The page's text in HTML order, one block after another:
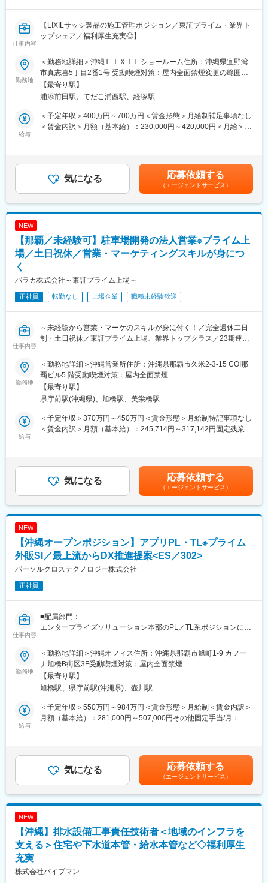
変更の範囲：会社の定める業務
スです。要求仕様の把握と整理、機構案やシステム構成案の比較
検討、基本構造・機構の選定などをおこないます。
も携わるポジションとして、技術力とマネジメント力を兼ね備え
たリーダーを目指せます。
《組立図の作成》
かを示した図面です。部品相互の位置関係、取り付け方法、向き
などを明確にすることが目的です。
組立図設計から構想設計への上流工程へのステップアップも可能
です。「全体を見渡せる設計者」へ成長できる環境があります。
‐サポート体制：先輩や上司には話しやすい環境であり、転職者か
‐メンバーの特長：仕事を実直にこなすメンバーも多いため、成長
も早く若くして独り立ちしているメンバーが多数在籍しておりま
仕事内容
【LIXILサッシ製品の施工管理ポジション／東証プライム・業界ト
ップシェア／福利厚生充実◎】
■概要：
当社は世界150カ国以上で製品を展開する住宅設備・建材メーカ
ーです。LIXILの製品は毎日10億人以上の人びとにご愛用いただい
ています。
今回のポジションでは当社のビル用サッシ、カーテンウォール、
玄関ドアやエントランスなどのビル用建材を、マンションやオフ
ィスビルに取り付ける際の『施工管理』を担当して頂きます
材手配をおこない、その後を施工管理が物件を担います。
担当する物件の規模により、工期は1週間程度で終わるメンテナン
◎施工を担当する業者さんや職人さんの手配
◎工場から届く資材の現場への搬入管理
■働き方：
LIXILでは、個々のライフスタイルやライフステージの状況に応じ
詳細を記載しておりますので、是非こちらもご覧ください。
■当社について：
LIXILは、「世界中の誰もが願う、豊かで快適な住まいの実現」に
向けて、トイレ、お風呂、キッチンなどの水まわり製品や、窓、
ドア、インテリア、エクステリアなど建材製品を開発、提供して
います。
INAX、GROHE、American Standard、TOSTEMをはじめとする
また、国内外に多くのグループ会社を有し、建材・設備機器の製
造や販売にとどまらず、施工、メンテナンス、住宅フランチャイ
ズの展開など住生活に関連する幅広い事業も行っています。
勤務地
＜勤務地詳細＞沖縄ＬＩＸＩＬショールーム住所：沖縄県宜野湾
市真志喜5丁目2番1号 受動喫煙対策：屋内全面禁煙変更の範囲：
会社の定める事業所（リモートワーク含む）
【最寄り駅】
浦添前田駅、てだこ浦西駅、経塚駅
給与
＜予定年収＞400万円～700万円＜賃金形態＞月給制補足事項なし
＜賃金内訳＞月額（基本給）：230,000円～420,000円＜月給＞
あり、選考を通じて上下する可能性があります。月給(月額)は固定
手当を含めた表記です。
気になる 応募依頼する
（エージェントサービス）
NEW
【那覇／未経験可】駐車場開発の法人営業※プライム上
場／土日祝休／営業・マーケティングスキルが身につ
く
パラカ株式会社～東証プライム上場～
正社員 転勤なし 上場企業 職種未経験歓迎
仕事内容
～未経験から営業・マーケのスキルが身に付く！／完全週休二日
制・土日祝休／東証プライム上場、業界トップクラス／23期連続
■業務概要
土地オーナー様や企業に対し、コインパーキングによる土地活用
を提案する営業職です。
物件開拓、提案、契約、レイアウト作成、収益改善まで一連の業
務を担当します。
沖縄拠点はこれから本格的に拡大するフェーズのため、市場をゼ
・マーケティング（候補地の調査）
L建物利用・人の流れ・交通量など地域特性を踏まえ、駐車場とし
L契約後、地価や競合を踏まえ、レイアウト・料金を設定し、最適
な駐車場を企画。
・収益確認・改善提案
・沖縄全域が対象ですが、特に那覇市を中心とした商業・観光エ
リア、沖縄市・浦添市を重点エリアとし、既存顧客は少なく、新
・利用者対応は委託コールセンターと本社運営部が担当するた
め、営業に集中しやすい環境です。立ち上げ期は役割が明確に分
かれない場面もありますが、その分ゼネラリストとして成長でき
ます！
■入社後の流れ
入社後10日～2週間程は福岡への出張研修を行う予定です。
1～2年で営業2～3名体制を目指しており、その後は市場規模や成
長度に応じて柔軟に増員します。
す！
土地の収益最大化を目指し、立地特性や利用者層に応じたレイア
ウトや料金設定を行うため、実践的なマーケティング力・分析力
また、駐車場は需要が供給を大きく上回る成長領域で、民間の取
勤務地
＜勤務地詳細＞沖縄営業所住所：沖縄県那覇市久米2-3-15 COI那
覇ビル5 階受動喫煙対策：屋内全面禁煙
【最寄り駅】
県庁前駅(沖縄県)、旭橋駅、美栄橋駅
給与
＜予定年収＞370万円～450万円＜賃金形態＞月給制特記事項なし
＜賃金内訳＞月額（基本給）：245,714円～317,142円固定残業手
給与補足＞■賞与：年2回（6月、12月）■昇給：年1回（4月）※前
職の年収を考慮します。賃金はあくまでも目安の金額であり、選
考を通じて上下する可能性があります。月給(月額)は固定手当を含
めた表記です。
気になる 応募依頼する
（エージェントサービス）
NEW
【沖縄オープンポジション】アプリPL・TL※プライム
外販SI／最上流からDX推進提案<ES／302>
パーソルクロステクノロジー株式会社
正社員
仕事内容
■配属部門：
エンタープライズソリューション本部のPL／TL系ポジションに
Bridge部・ITサービス部・モビリティソリューション部・リモー
トサービス部・エンタープライズソリューション本部直轄のいず
れかを予定しています。
＜対象ポジション例＞
・Global Bridge部：1千万～数千万規模の案件【PL／TL】
・ITサービス部：DX案件のWeb系システム【PL／TL】
・エンタープライズソリューション本部直轄：社内監査
PMO【PL】
提案活動、企画・BPR、要件定義、システム構築、保守・エンハ
ンス開発まで一環したプロセスの経験を得ることができます。
ます。
勤務地
＜勤務地詳細＞沖縄オフィス住所：沖縄県那覇市旭町1-9 カフー
ナ旭橋B街区3F受動喫煙対策：屋内全面禁煙
【最寄り駅】
旭橋駅、県庁前駅(沖縄県)、壺川駅
給与
＜予定年収＞550万円～984万円＜賃金形態＞月給制＜賃金内訳＞
月額（基本給）：281,000円～507,000円その他固定手当/月：
の上、会社規定に沿って決定します。■賞与：年2回■昇給・降
給：年2回、人事評価制度に基づき決定■その他固定手当：拠出手
当賃金はあくまでも目安の金額であり、選考を通じて上下する可
能性があります。月給(月額)は固定手当を含めた表記です。
気になる 応募依頼する
（エージェントサービス）
NEW
【沖縄】排水設備工事責任技術者＜地域のインフラを
支える＞住宅や下水道本管・給水本管など◇福利厚生
充実
株式会社パイプマン